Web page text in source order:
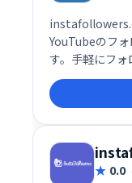
YouTubeのフ
す。手軽にフ
度向上を目指
なフォロワー増
すので、利用
0.0